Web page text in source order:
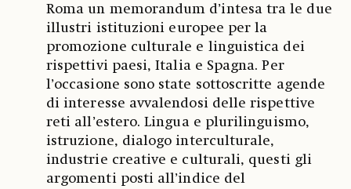
Roma un memorandum d’intesa tra le due
illustri istituzioni europee per la
promozione culturale e linguistica dei
rispettivi paesi, Italia e Spagna. Per
l’occasione sono state sottoscritte agende
di interesse avvalendosi delle rispettive
reti all’estero. Lingua e plurilinguismo,
istruzione, dialogo interculturale,
industrie creative e culturali, questi gli
argomenti posti all’indice del